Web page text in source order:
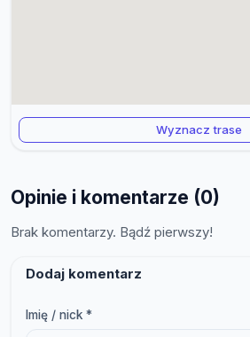
Wyznacz trase
Opinie i komentarze (0)
Brak komentarzy. Bądź pierwszy!
Dodaj komentarz
Imię / nick *